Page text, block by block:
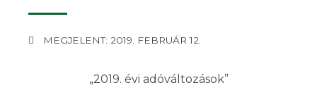
MEGJELENT: 2019. FEBRUÁR 12.
„2019. évi adóváltozások”